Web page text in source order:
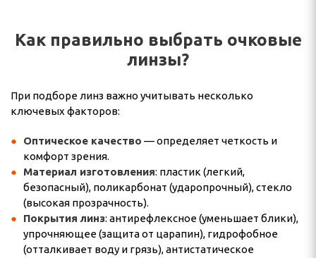
Как правильно выбрать очковые
линзы?
При подборе линз важно учитывать несколько
ключевых факторов:
Оптическое качество — определяет четкость и
комфорт зрения.
Материал изготовления: пластик (легкий,
безопасный), поликарбонат (ударопрочный), стекло
(высокая прозрачность).
Покрытия линз: антирефлексное (уменьшает блики),
упрочняющее (защита от царапин), гидрофобное
(отталкивает воду и грязь), антистатическое